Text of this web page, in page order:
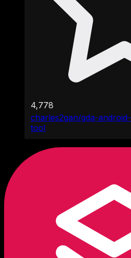
charles2gan/gda-
tool
4,778